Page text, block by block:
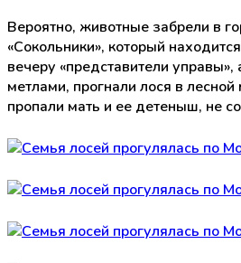
Вероятно, животные забрели в
«Сокольники», который
вечеру «представители
метлами, прогнали лося в
пропали мать и ее детеныш, не